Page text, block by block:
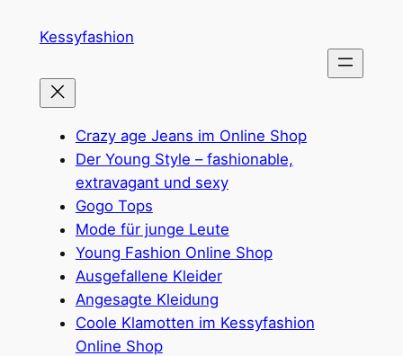
InhaltKessyfashion
Crazy age Jeans im Online Shop
Der Young Style – fashionable,
extravagant und sexy
Gogo Tops
Mode für junge Leute
Young Fashion Online Shop
Ausgefallene Kleider
Angesagte Kleidung
Coole Klamotten im Kessyfashion
Online Shop